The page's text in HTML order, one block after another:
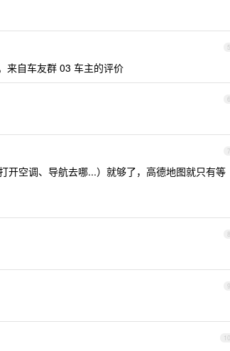
5
来自车友群 03 车主的评价
6
7
开空调、导航去哪...）就够了，高德地图就只有等
8
9
10